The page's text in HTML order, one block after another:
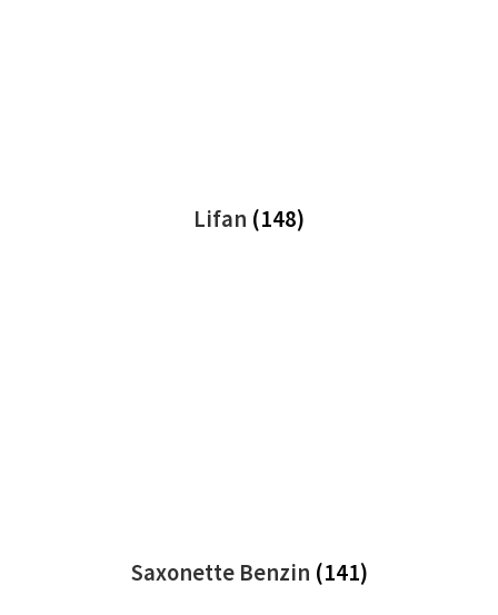
Lifan (148)
Saxonette Benzin (141)